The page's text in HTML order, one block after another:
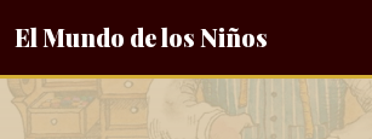
El Mundo de los Niños